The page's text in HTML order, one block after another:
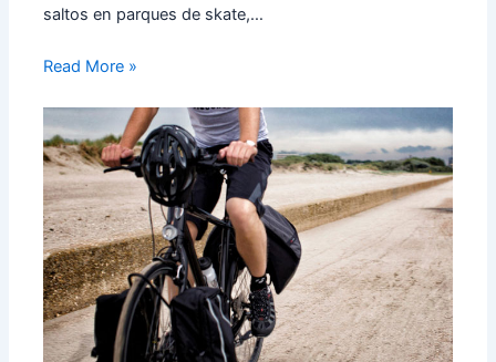
saltos en parques de skate,…
Read More »